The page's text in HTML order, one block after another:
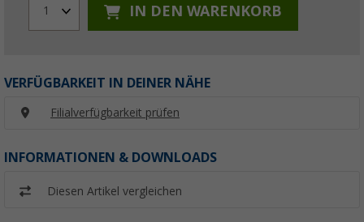
1 IN DEN WARENKORB
VERFÜGBARKEIT IN DEINER NÄHE
Filialverfügbarkeit prüfen
INFORMATIONEN & DOWNLOADS
Diesen Artikel vergleichen